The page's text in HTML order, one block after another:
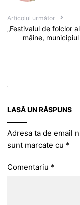
Articolul următor
„Festivalul de folclor
mâine,
LASĂ UN RĂSPUNS
Adresa ta de email
sunt marcate cu *
Comentariu *